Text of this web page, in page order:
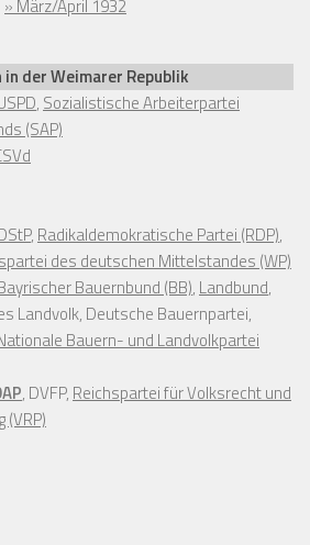
» März/April 1932
der Weimarer Republik
, Sozialistische Arbeiterpartei
(SAP)
, Radikaldemokratische Partei (RDP),
des deutschen Mittelstandes (WP)
Bauernbund (BB), Landbund,
Landvolk, Deutsche Bauernpartei,
Bauern- und Landvolkpartei
, DVFP, Reichspartei für Volksrecht und